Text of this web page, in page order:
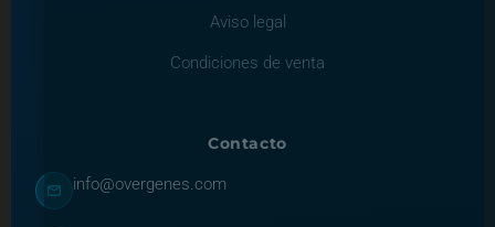
Aviso legal
Condiciones de venta
Contacto
info@overgenes.com